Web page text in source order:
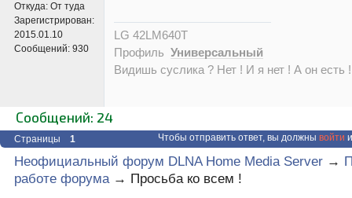
Откуда: От туда
Зарегистрирован:
2015.01.10
Сообщений: 930
LG 42LM640T
Профиль Универсальный
Видишь суслика ? Нет ! И я нет ! А он есть
Сообщений: 24
Страницы 1 Чтобы отправить ответ, вы должны войти
Неофициальный форум DLNA Home Media Server →
работе форума → Просьба ко всем !